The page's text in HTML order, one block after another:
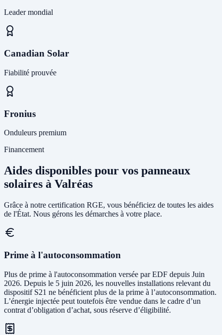
Leader mondial
Canadian Solar
Fiabilité prouvée
Fronius
Onduleurs premium
Financement
Aides disponibles pour vos panneaux
solaires à Valréas
Grâce à notre certification RGE, vous bénéficiez de toutes les aides
de l'État. Nous gérons les démarches à votre place.
Prime à l'autoconsommation
Plus de prime à l'autoconsommation versée par EDF depuis Juin
2026. Depuis le 5 juin 2026, les nouvelles installations relevant du
dispositif S21 ne bénéficient plus de la prime à l’autoconsommation.
L’énergie injectée peut toutefois être vendue dans le cadre d’un
contrat d’obligation d’achat, sous réserve d’éligibilité.